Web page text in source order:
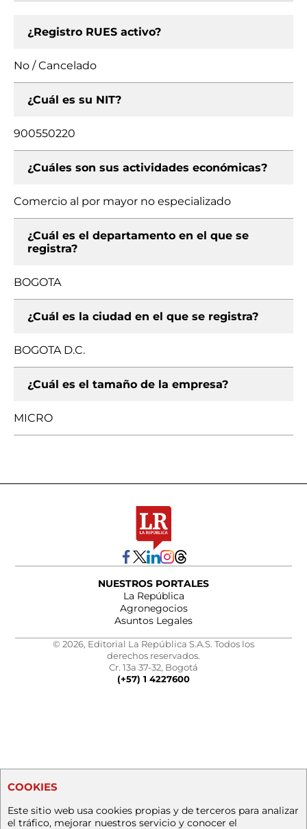
¿Registro RUES activo?
No / Cancelado
¿Cuál es su NIT?
900550220
¿Cuáles son sus actividades económicas?
Comercio al por mayor no especializado
¿Cuál es el departamento en el que se
registra?
BOGOTA
¿Cuál es la ciudad en el que se registra?
BOGOTA D.C.
¿Cuál es el tamaño de la empresa?
MICRO
NUESTROS PORTALES
La República
Agronegocios
Asuntos Legales
© 2026, Editorial La República S.A.S. Todos los
derechos reservados.
Cr. 13a 37-32, Bogotá
(+57) 1 4227600
COOKIES
Este sitio web usa cookies propias y de terceros para analizar
el tráfico, mejorar nuestros servicio y conocer el